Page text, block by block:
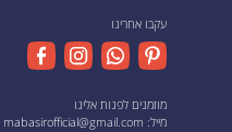
עקבו אחרינו
מוזמנים לפנות אלינו
מייל: mabasirofficial@gmail.com